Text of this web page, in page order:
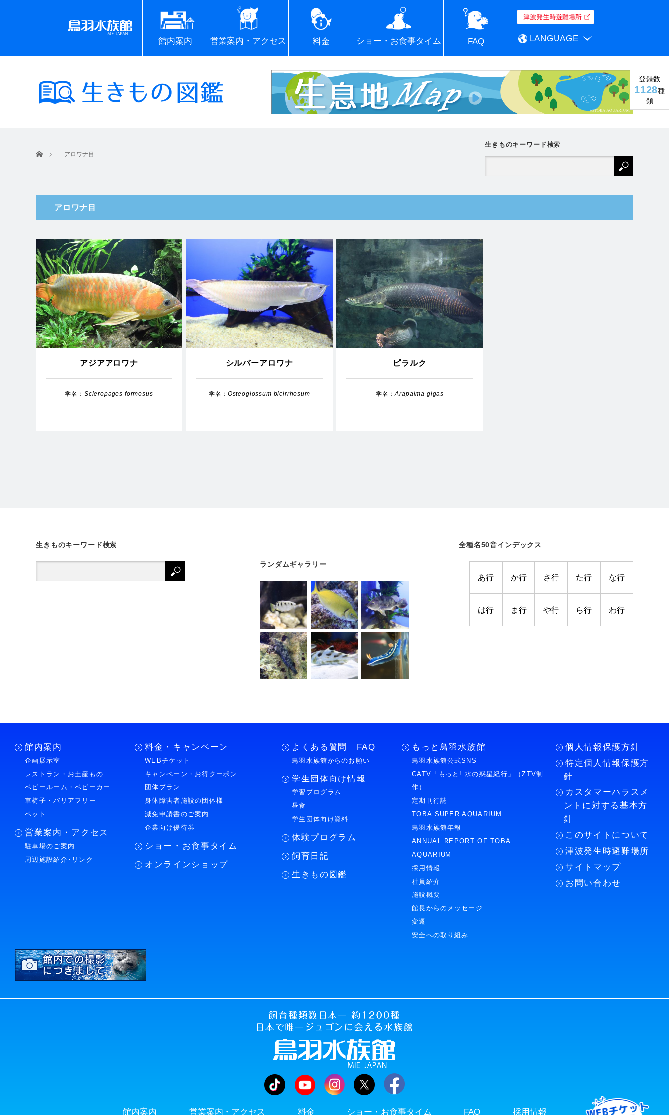
館内案内 営業案内・アクセス 料金 ショー・お食事タイム FAQ LANGUAGE
登録数
1128種
類
ホーム アロワナ目
生きものキーワード検索
アロワナ目
アジアアロワナ
学名： Scleropages formosus
シルバーアロワナ
学名： Osteoglossum bicirrhosum
ピラルク
学名：Arapaima gigas
生きものキーワード検索 全種名50音インデックス
あ行 か行 さ行 た行 な行
は行 ま行 や行 ら行 わ行
ランダムギャラリー
館内案内
企画展示室
レストラン・お土産もの
ベビールーム・ベビーカー
車椅子・バリアフリー
ペット
営業案内・アクセス
駐車場のご案内
周辺施設紹介･リンク
料金・キャンペーン
WEBチケット
キャンペーン・お得クーポン
団体プラン
身体障害者施設の団体様
減免申請書のご案内
企業向け優待券
ショー・お食事タイム
オンラインショップ
よくある質問 FAQ
鳥羽水族館からのお願い
学生団体向け情報
学習プログラム
昼食
学生団体向け資料
体験プログラム
飼育日記
生きもの図鑑
もっと鳥羽水族館
鳥羽水族館公式SNS
CATV「もっと! 水の惑星紀行」（ZTV制
作）
定期刊行誌
TOBA SUPER AQUARIUM
鳥羽水族館年報
ANNUAL REPORT OF TOBA
AQUARIUM
採用情報
社員紹介
施設概要
館長からのメッセージ
変遷
安全への取り組み
個人情報保護方針
特定個人情報保護方
針
カスタマーハラスメ
ントに対する基本方
針
このサイトについて
津波発生時避難場所
サイトマップ
お問い合わせ
館内案内 営業案内・アクセス 料金 ショー・お食事タイム FAQ 採用情報